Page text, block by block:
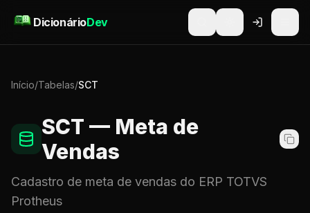
DicionárioDev
Início/Tabelas/SCT
SCT — Meta de
Vendas
Cadastro de meta de vendas do ERP TOTVS
Protheus